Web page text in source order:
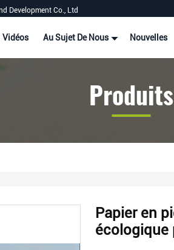
Development Co., Ltd
Vidéos Au Sujet De Nous Nouvelles
Produits
Papier en
écologique